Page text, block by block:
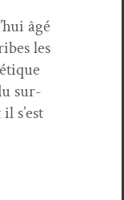
âgé
les
sur­
s’est